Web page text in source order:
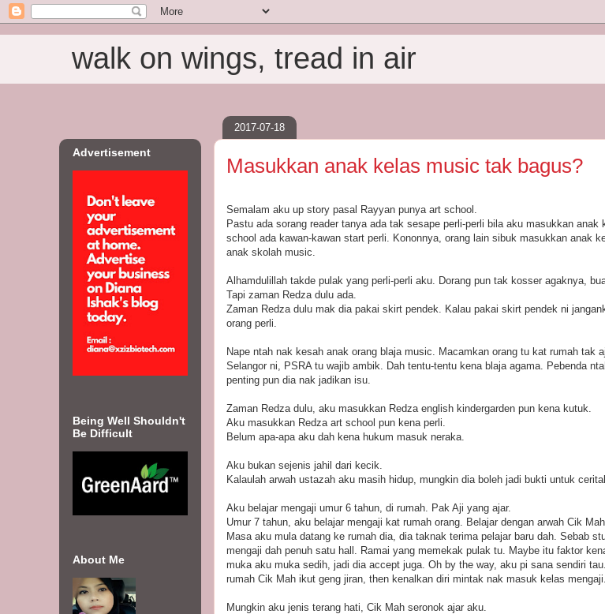
walk on wings, tread in air
2017-07-18
Masukkan anak kelas music tak bagus?
Semalam aku up story pasal Rayyan punya art school.
Pastu ada sorang reader tanya ada tak sesape perli-perli bila aku masukkan
school ada kawan-kawan start perli. Kononnya, orang lain sibuk masukkan anak
anak skolah music.
Alhamdulillah takde pulak yang perli-perli aku. Dorang pun tak kosser agaknya,
Tapi zaman Redza dulu ada.
Zaman Redza dulu mak dia pakai skirt pendek. Kalau pakai skirt pendek ni
orang perli.
Nape ntah nak kesah anak orang blaja music. Macamkan orang tu kat rumah tak
Selangor ni, PSRA tu wajib ambik. Dah tentu-tentu kena blaja agama. Pebenda
penting pun dia nak jadikan isu.
Zaman Redza dulu, aku masukkan Redza english kindergarden pun kena kutuk.
Aku masukkan Redza art school pun kena perli.
Belum apa-apa aku dah kena hukum masuk neraka.
Aku bukan sejenis jahil dari kecik.
Kalaulah arwah ustazah aku masih hidup, mungkin dia boleh jadi bukti untuk
Aku belajar mengaji umur 6 tahun, di rumah. Pak Aji yang ajar.
Umur 7 tahun, aku belajar mengaji kat rumah orang. Belajar dengan arwah Cik
Masa aku mula datang ke rumah dia, dia taknak terima pelajar baru dah. Sebab
mengaji dah penuh satu hall. Ramai yang memekak pulak tu. Maybe itu faktor
muka aku muka sedih, jadi dia accept juga. Oh by the way, aku pi sana sendiri
rumah Cik Mah ikut geng jiran, then kenalkan diri mintak nak masuk kelas mengaji.
Mungkin aku jenis terang hati, Cik Mah seronok ajar aku.
Advertisement
Being Well Shouldn't
Be Difficult
About Me